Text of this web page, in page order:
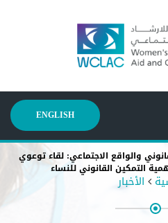
ENGLISH
والواقع الاجتماعي: لقاء توعوي
التمكين القانوني للنساء
الأخبار